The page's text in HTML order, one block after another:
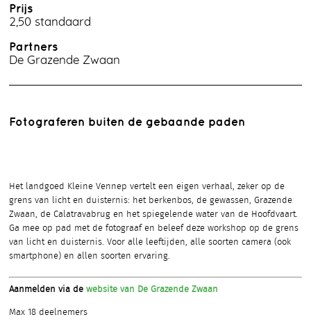
Prijs
2,50 standaard
Partners
De Grazende Zwaan
Fotograferen buiten de gebaande paden
Het landgoed Kleine Vennep vertelt een eigen verhaal, zeker op de
grens van licht en duisternis: het berkenbos, de gewassen, Grazende
Zwaan, de Calatravabrug en het spiegelende water van de Hoofdvaart.
Ga mee op pad met de fotograaf en beleef deze workshop op de grens
van licht en duisternis. Voor alle leeftijden, alle soorten camera (ook
smartphone) en allen soorten ervaring.
Aanmelden via de website van De Grazende Zwaan
Max 18 deelnemers